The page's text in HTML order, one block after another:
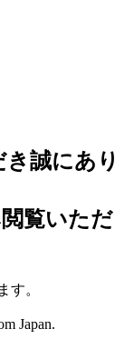
誠にあり
覧いただ
す。
Japan.